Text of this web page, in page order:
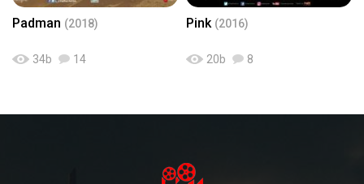
Padman (2018)
34b 14
Pink (2016)
20b 8